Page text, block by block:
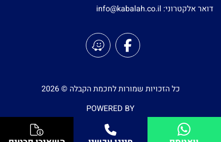
דואר אלקטרוני: info@kabalah.co.il
כל הזכויות שמורות לחכמת הקבלה © 2026
POWERED BY